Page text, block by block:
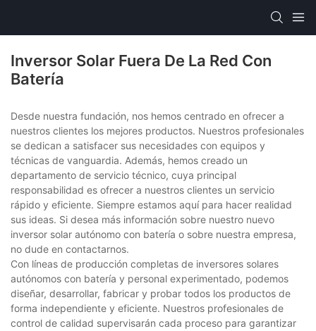
Inversor Solar Fuera De La Red Con
Batería
Desde nuestra fundación, nos hemos centrado en ofrecer a
nuestros clientes los mejores productos. Nuestros profesionales
se dedican a satisfacer sus necesidades con equipos y
técnicas de vanguardia. Además, hemos creado un
departamento de servicio técnico, cuya principal
responsabilidad es ofrecer a nuestros clientes un servicio
rápido y eficiente. Siempre estamos aquí para hacer realidad
sus ideas. Si desea más información sobre nuestro nuevo
inversor solar autónomo con batería o sobre nuestra empresa,
no dude en contactarnos.
Con líneas de producción completas de inversores solares
autónomos con batería y personal experimentado, podemos
diseñar, desarrollar, fabricar y probar todos los productos de
forma independiente y eficiente. Nuestros profesionales de
control de calidad supervisarán cada proceso para garantizar